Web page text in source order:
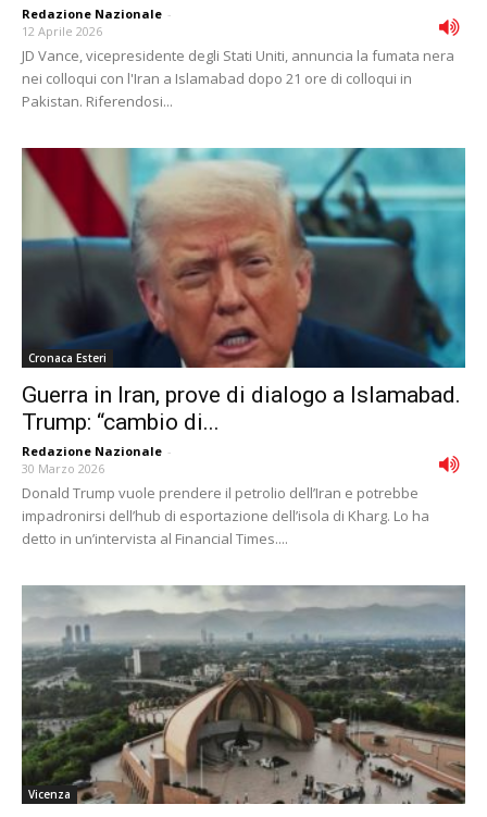
Redazione Nazionale -
12 Aprile 2026
JD Vance, vicepresidente degli Stati Uniti, annuncia la fumata nera
nei colloqui con l'Iran a Islamabad dopo 21 ore di colloqui in
Pakistan. Riferendosi...
Cronaca Esteri
Guerra in Iran, prove di dialogo a Islamabad.
Trump: “cambio di...
Redazione Nazionale -
30 Marzo 2026
Donald Trump vuole prendere il petrolio dell’Iran e potrebbe
impadronirsi dell’hub di esportazione dell’isola di Kharg. Lo ha
detto in un’intervista al Financial Times....
Vicenza